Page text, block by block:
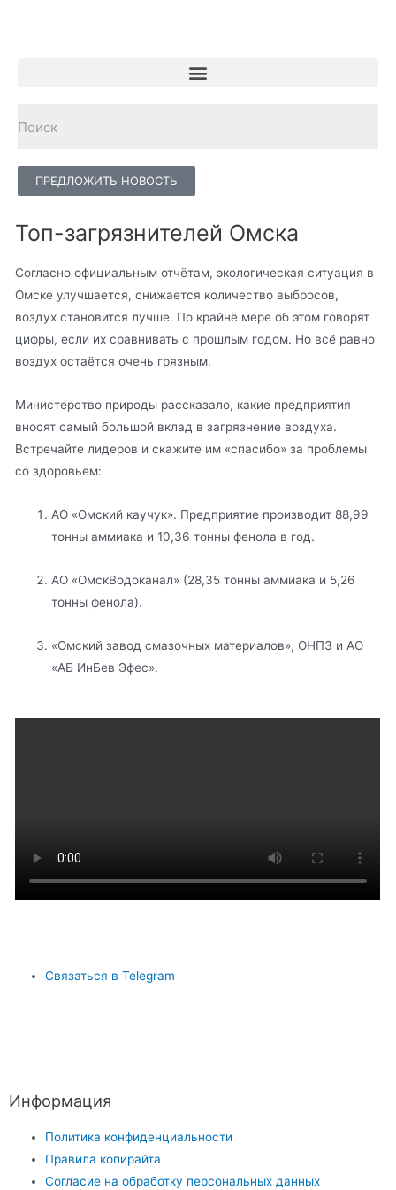
ПРЕДЛОЖИТЬ НОВОСТЬ
Топ-загрязнителей Омска
Согласно официальным отчётам, экологическая ситуация в
Омске улучшается, снижается количество выбросов,
воздух становится лучше. По крайнё мере об этом говорят
цифры, если их сравнивать с прошлым годом. Но всё равно
воздух остаётся очень грязным.
Министерство природы рассказало, какие предприятия
вносят самый большой вклад в загрязнение воздуха.
Встречайте лидеров и скажите им «спасибо» за проблемы
со здоровьем:
АО «Омский каучук». Предприятие производит 88,99
тонны аммиака и 10,36 тонны фенола в год.
АО «ОмскВодоканал» (28,35 тонны аммиака и 5,26
тонны фенола).
«Омский завод смазочных материалов», ОНПЗ и АО
«АБ ИнБев Эфес».
Связаться в Telegram
Информация
Политика конфиденциальности
Правила копирайта
Согласие на обработку персональных данных